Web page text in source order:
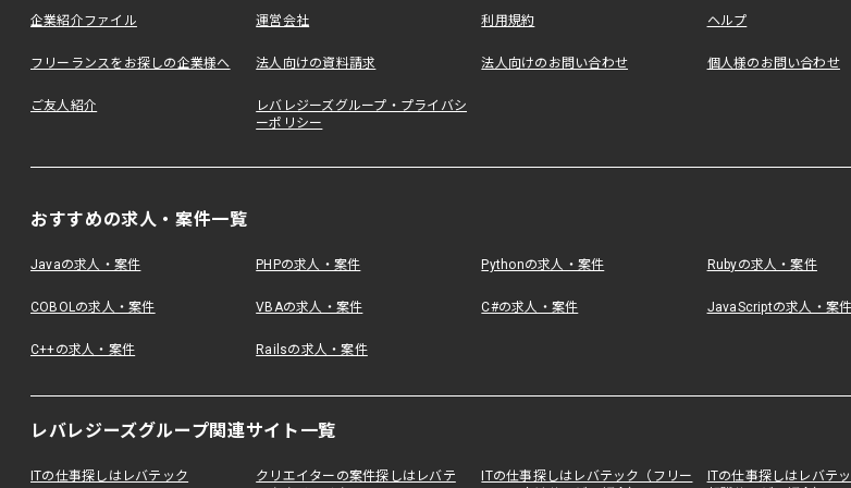
企業紹介ファイル 運営会社 利用規約 ヘルプ
フリーランスをお探しの企業様へ 法人向けの資料請求 法人向けのお問い合わせ 個人様のお問い合わせ
ご友人紹介
レバレジーズグループ・プライバシ
ーポリシー
おすすめの求人・案件一覧
Javaの求人・案件 PHPの求人・案件 Pythonの求人・案件 Rubyの求人・案件
COBOLの求人・案件 VBAの求人・案件 C#の求人・案件 JavaScriptの求人・案件
C++の求人・案件 Railsの求人・案件
レバレジーズグループ関連サイト一覧
ITの仕事探しはレバテック
クリエイターの案件探しはレバテ
ITの仕事探しはレバテック（フリー
ITの仕事探しはレバテ